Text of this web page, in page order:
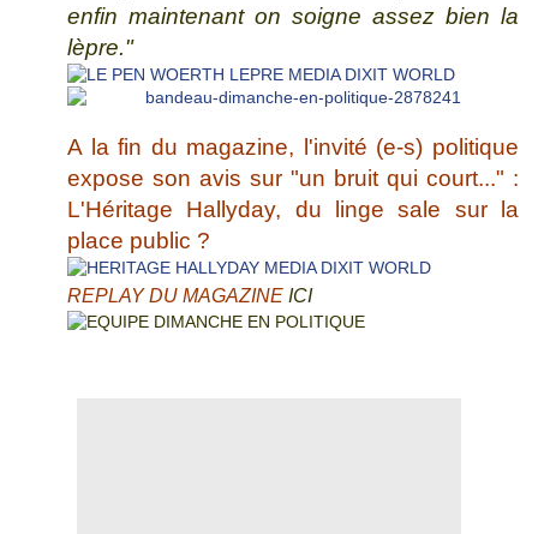
enfin maintenant on soigne assez bien la
lèpre."
A la fin du magazine, l'invité (e-s) politique
expose son avis sur "un bruit qui court..." :
L'Héritage Hallyday, du linge sale sur la
place public ?
REPLAY DU MAGAZINE ICI